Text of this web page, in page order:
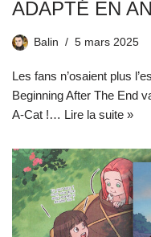
ADAPTÉ EN
Balin 5 mars 2025
Les fans n’osaient plus
Beginning After The End
A-Cat !… Lire la suite »